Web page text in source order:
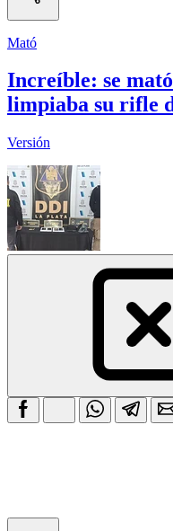
Mató
Increíble: se
limpiaba su rifle
Versión